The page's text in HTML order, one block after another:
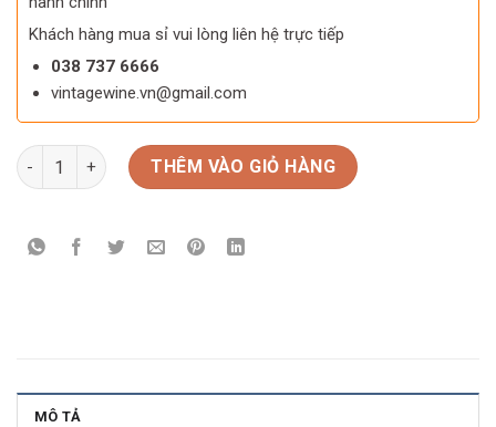
Khách hàng mua sỉ vui lòng liên hệ trực tiếp
038 737 6666
vintagewine.vn@gmail.com
Rượu vang New Zealand Odyssey Reserve ILiad Chardonnay
THÊM VÀO GIỎ HÀNG
MÔ TẢ